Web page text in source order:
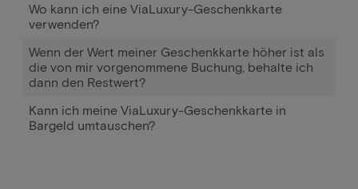
Wo kann ich eine ViaLuxury-Geschenkkarte
verwenden?
Wenn der Wert meiner Geschenkkarte höher ist als
die von mir vorgenommene Buchung, behalte ich
dann den Restwert?
Kann ich meine ViaLuxury-Geschenkkarte in
Bargeld umtauschen?